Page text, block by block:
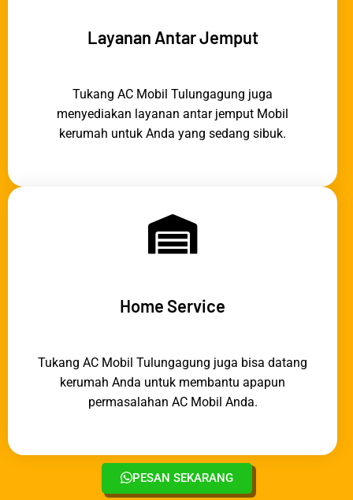
Layanan Antar Jemput
Tukang AC Mobil Tulungagung juga
menyediakan layanan antar jemput Mobil
kerumah untuk Anda yang sedang sibuk.
Home Service
Tukang AC Mobil Tulungagung juga bisa datang
kerumah Anda untuk membantu apapun
permasalahan AC Mobil Anda.
PESAN SEKARANG